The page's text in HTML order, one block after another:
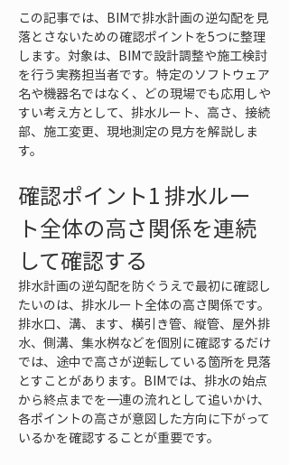
この記事では、BIMで排水計画の逆勾配を見
落とさないための確認ポイントを5つに整理
します。対象は、BIMで設計調整や施工検討
を行う実務担当者です。特定のソフトウェア
名や機器名ではなく、どの現場でも応用しや
すい考え方として、排水ルート、高さ、接続
部、施工変更、現地測定の見方を解説しま
す。
確認ポイント1 排水ルー
ト全体の高さ関係を連続
して確認する
排水計画の逆勾配を防ぐうえで最初に確認し
たいのは、排水ルート全体の高さ関係です。
排水口、溝、ます、横引き管、縦管、屋外排
水、側溝、集水桝などを個別に確認するだけ
では、途中で高さが逆転している箇所を見落
とすことがあります。BIMでは、排水の始点
から終点までを一連の流れとして追いかけ、
各ポイントの高さが意図した方向に下がって
いるかを確認することが重要です。